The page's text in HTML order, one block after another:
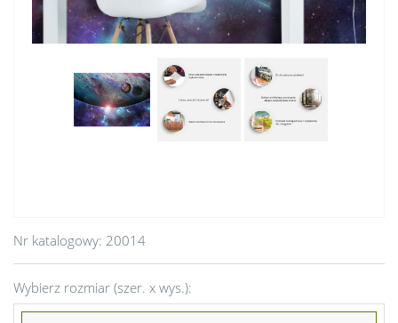
Nr katalogowy: 20014
Wybierz rozmiar (szer. x wys.):